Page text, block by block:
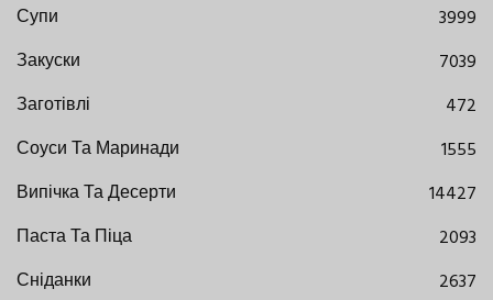
Супи
3999
Закуски
7039
Заготівлі
472
Соуси Та Маринади
1555
Випічка Та Десерти
14427
Паста Та Піца
2093
Сніданки
2637